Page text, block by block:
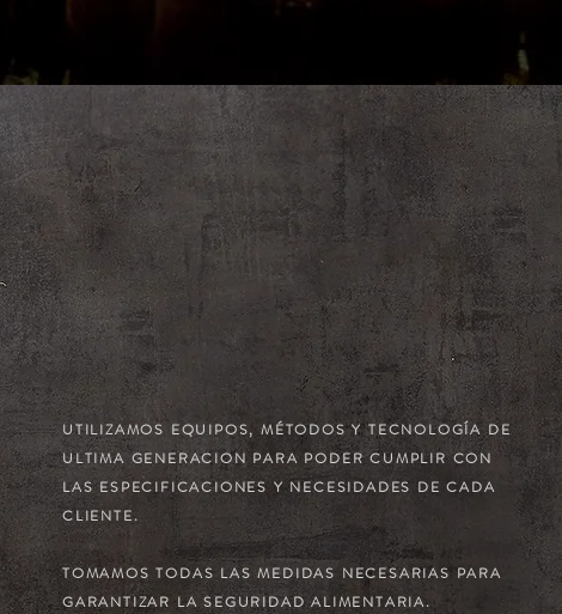
UTILIZAMOS EQUIPOS, MÉTODOS Y TECNOLOGÍA DE
ULTIMA GENERACION PARA PODER CUMPLIR CON
LAS ESPECIFICACIONES Y NECESIDADES DE CADA
CLIENTE.
TOMAMOS TODAS LAS MEDIDAS NECESARIAS PARA
GARANTIZAR LA SEGURIDAD ALIMENTARIA.